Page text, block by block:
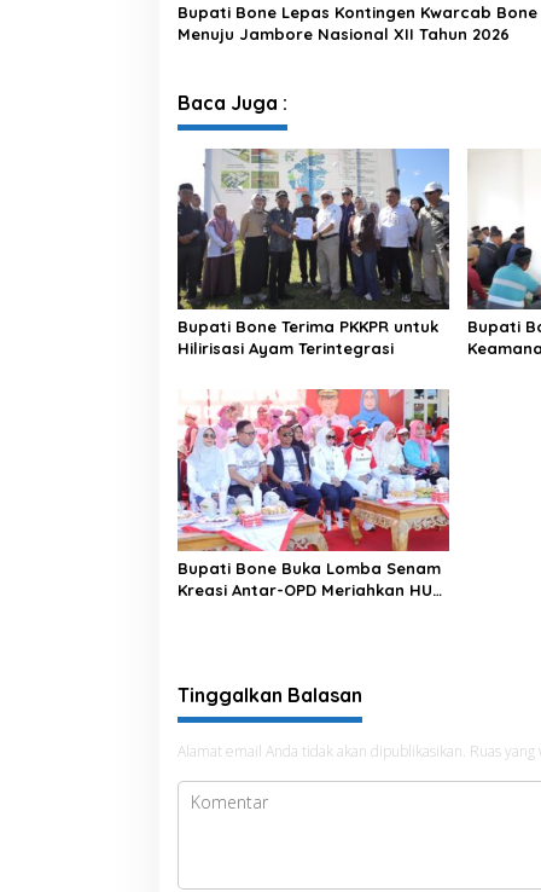
Bupati Bone Lepas Kontingen Kwarcab Bone
Menuju Jambore Nasional XII Tahun 2026
Baca Juga :
Bupati Bone Terima PKKPR untuk
Hilirisasi Ayam Terintegrasi
Bupati
Bupati Bone Buka Lomba Senam
Kreasi Antar-OPD Meriahkan HUT
Tinggalkan Balasan
Alamat email Anda tidak akan dipublikasikan. Ruas